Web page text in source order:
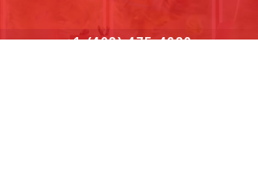
+1 (403) 475-4620